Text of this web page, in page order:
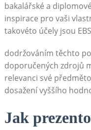
bakalářské a
inspirace pro vaši
takovéto účely‍ jsou
dodržováním těchto
doporučených zdrojů
relevanci své
dosažení vyššího
Jak